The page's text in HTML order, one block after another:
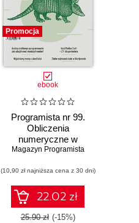
Promocja
ebook
Programista nr 99.
Obliczenia
numeryczne w
C++ przy użyciu
Magazyn Programista
(10,90 zł najniższa cena z 30 dni)
22.02 zł
25.90 zł (-15%)